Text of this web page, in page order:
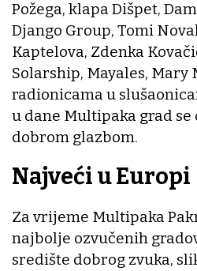
Požega, klapa Dišpet,
Django Group, Tomi
Kaptelova, Zdenka
Solarship, Mayales, Mary
radionicama u
u dane Multipaka grad se
dobrom glazbom.
Najveći u Europi
Za vrijeme Multipaka
najbolje ozvučenih
središte dobrog zvuka,